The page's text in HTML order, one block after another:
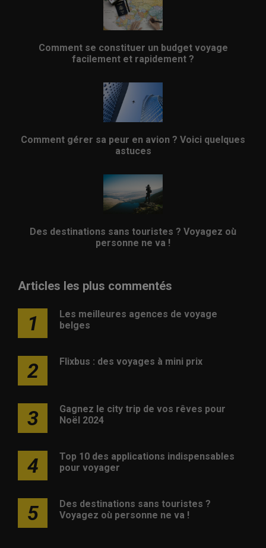
Comment se constituer un budget voyage
facilement et rapidement ?
Comment gérer sa peur en avion ? Voici quelques
astuces
Des destinations sans touristes ? Voyagez où
personne ne va !
Articles les plus commentés
1
Les meilleures agences de voyage
belges
2 Flixbus : des voyages à mini prix
3
Gagnez le city trip de vos rêves pour
Noël 2024
4
Top 10 des applications indispensables
pour voyager
5
Des destinations sans touristes ?
Voyagez où personne ne va !